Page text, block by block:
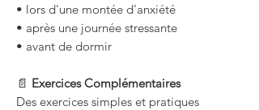
• lors d'une montée d'anxiété
• après une journée stressante
• avant de dormir
📄 Exercices Complémentaires
Des exercices simples et pratiques